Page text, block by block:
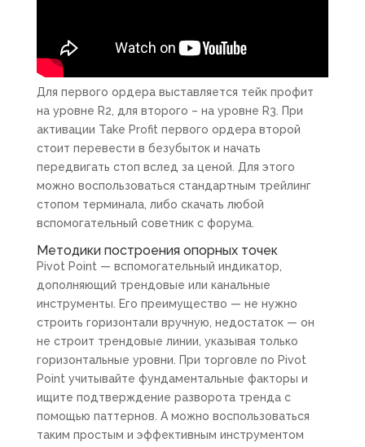
Для первого ордера выставляется тейк профит
на уровне R2, для второго – на уровне R3. При
активации Take Profit первого ордера второй
стоит перевести в безубыток и начать
передвигать стоп вслед за ценой. Для этого
можно воспользоваться стандартным трейлинг
стопом терминала, либо скачать любой
вспомогательный советник с форума.
Методики построения опорных точек
Pivot Point — вспомогательный индикатор,
дополняющий трендовые или канальные
инструменты. Его преимущество — не нужно
строить горизонтали вручную, недостаток — он
не строит трендовые линии, указывая только
горизонтальные уровни. При торговле по Pivot
Point учитывайте фундаментальные факторы и
ищите подтверждение разворота тренда с
помощью паттернов. А можно воспользоваться
таким простым и эффективным инструментом